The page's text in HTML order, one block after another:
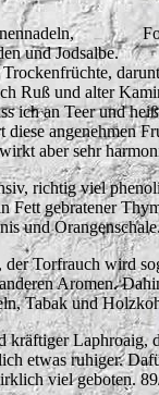
und Jodsalbe.
Ruß und alter
ich an Teer und
diese angenehmen
aber sehr
richtig viel
Fett gebratener
und
der Torfrauch wird
Aromen.
Tabak und
kräftiger Laphroaig,
etwas ruhiger.
viel geboten.